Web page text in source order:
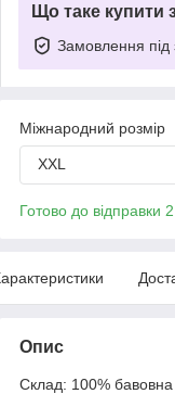
Що таке купити
Замовлення під
Міжнародний розмір
XXL
Готово до відправки 2
Опис
Склад: 100% бавовна